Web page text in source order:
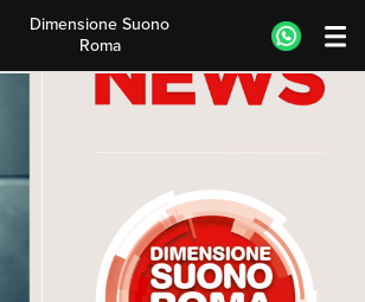
Dimensione Suono
Roma